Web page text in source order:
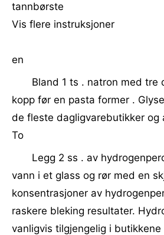
tannbørste
Vis flere instruksjoner
en
Bland 1 ts . natron med tre
kopp før en pasta former .
de fleste dagligvarebutikker og
To
Legg 2 ss . av
vann i et glass og rør med en
konsentrasjoner av
raskere bleking resultater.
vanligvis tilgjengelig i